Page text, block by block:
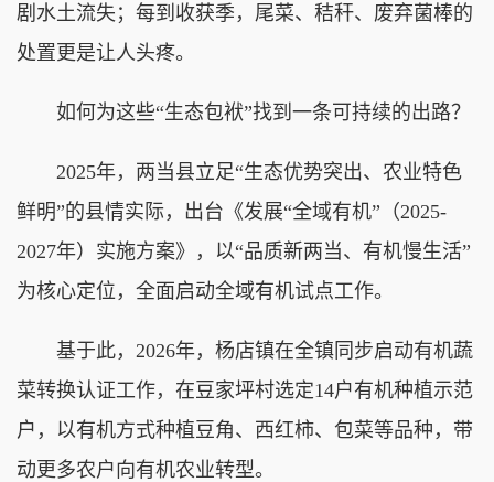
剧水土流失；每到收获季，尾菜、秸秆、废弃菌棒的
处置更是让人头疼。
如何为这些“生态包袱”找到一条可持续的出路？
2025年，两当县立足“生态优势突出、农业特色
鲜明”的县情实际，出台《发展“全域有机”（2025-
2027年）实施方案》，以“品质新两当、有机慢生活”
为核心定位，全面启动全域有机试点工作。
基于此，2026年，杨店镇在全镇同步启动有机蔬
菜转换认证工作，在豆家坪村选定14户有机种植示范
户，以有机方式种植豆角、西红柿、包菜等品种，带
动更多农户向有机农业转型。